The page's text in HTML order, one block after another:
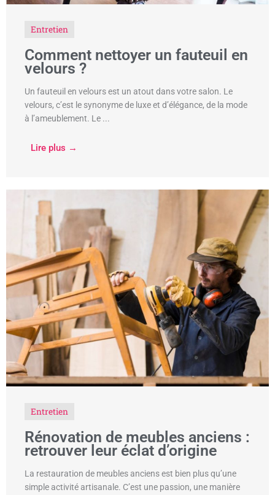
Entretien
Comment nettoyer un fauteuil en
velours ?
Un fauteuil en velours est un atout dans votre salon. Le
velours, c’est le synonyme de luxe et d’élégance, de la mode
à l’ameublement. Le ...
Lire plus →
Entretien
Rénovation de meubles anciens :
retrouver leur éclat d’origine
La restauration de meubles anciens est bien plus qu’une
simple activité artisanale. C’est une passion, une manière